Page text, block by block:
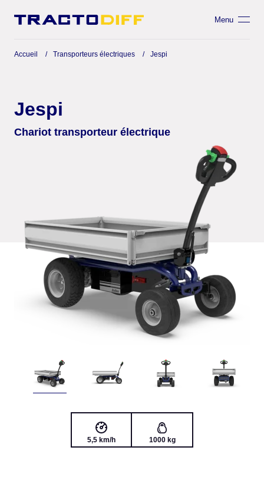
Menu
Accueil Transporteurs électriques Jespi
Jespi
Chariot transporteur électrique
5,5 km/h 1000 kg